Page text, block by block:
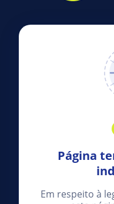
Página
Em respeito à